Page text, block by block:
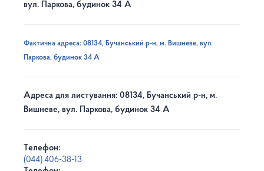
вул. Паркова, будинок 34 А
Фактична адреса: 08134, Бучанський р-н, м. Вишневе, вул.
Паркова, будинок 34 А
Адреса для листування: 08134, Бучанський р-н, м.
Вишневе, вул. Паркова, будинок 34 А
Телефон:
(044) 406-38-13